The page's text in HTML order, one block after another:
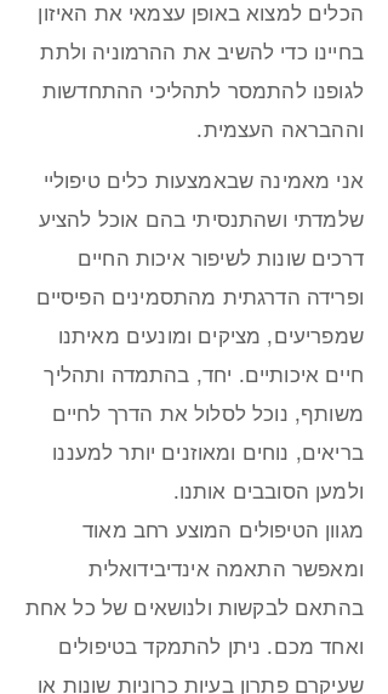
הכלים למצוא באופן עצמאי את האיזון
בחיינו כדי להשיב את ההרמוניה ולתת
לגופנו להתמסר לתהליכי ההתחדשות
וההבראה העצמית.
אני מאמינה שבאמצעות כלים טיפוליי
שלמדתי ושהתנסיתי בהם אוכל להציע
דרכים שונות לשיפור איכות החיים
ופרידה הדרגתית מהתסמינים הפיסיים
שמפריעים, מציקים ומונעים מאיתנו
חיים איכותיים. יחד, בהתמדה ותהליך
משותף, נוכל לסלול את הדרך לחיים
בריאים, נוחים ומאוזנים יותר למעננו
ולמען הסובבים אותנו.
מגוון הטיפולים המוצע רחב מאוד
ומאפשר התאמה אינדיבידואלית
בהתאם לבקשות ולנושאים של כל אחת
ואחד מכם. ניתן להתמקד בטיפולים
שעיקרם פתרון בעיות כרוניות שונות או